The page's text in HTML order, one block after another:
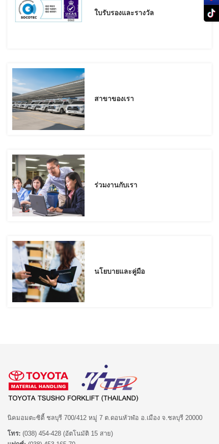
ใบรับรองและรางวัล
สาขาของเรา
ร่วมงานกับเรา
นโยบายและคู่มือ
นิคมอมตะซิตี้ ชลบุรี 700/412 หมู่ 7 ต.ดอนหัวฬ่อ อ.เมือง จ.ชลบุรี 20000
โทร: (038) 454-428 (อัตโนมัติ 15 สาย)